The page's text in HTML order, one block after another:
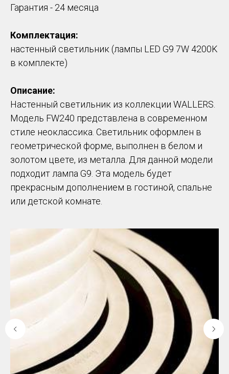
Гарантия - 24 месяца
Комплектация:
настенный светильник (лампы LED G9 7W 4200K
в комплекте)
Описание:
Настенный светильник из коллекции WALLERS.
Модель FW240 представлена в современном
стиле неоклассика. Светильник оформлен в
геометрической форме, выполнен в белом и
золотом цвете, из металла. Для данной модели
подходит лампа G9. Эта модель будет
прекрасным дополнением в гостиной, спальне
или детской комнате.